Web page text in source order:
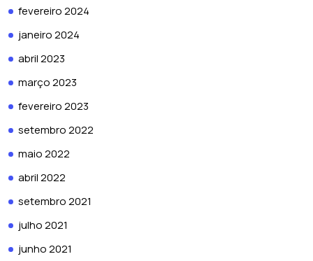
fevereiro 2024
janeiro 2024
abril 2023
março 2023
fevereiro 2023
setembro 2022
maio 2022
abril 2022
setembro 2021
julho 2021
junho 2021